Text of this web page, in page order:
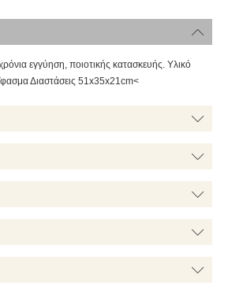
εγγύηση, ποιοτικής κατασκευής. Υλικό
Διαστάσεις 51x35x21cm<